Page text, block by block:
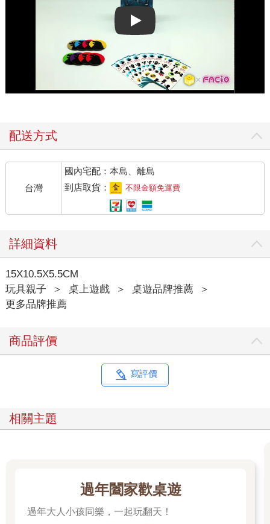
Play video
配送方式
台灣
國內宅配：本島、離島
到店取貨：
不限金額免運費
詳細資料
15X10.5X5.5CM
玩具親子
＞ 桌上遊戲 ＞ 桌遊品牌推薦
＞
更多品牌推薦
商品評價
寫評價
相關主題
過年闔家歡桌遊
過年大人小孩同樂，一起玩翻天！